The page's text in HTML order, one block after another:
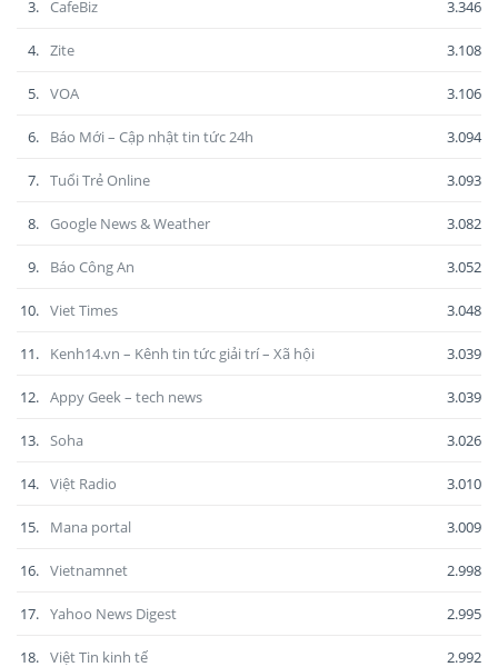
3. CafeBiz 3.346
4. Zite 3.108
5. VOA 3.106
6. Báo Mới – Cập nhật tin tức 24h 3.094
7. Tuổi Trẻ Online 3.093
8. Google News & Weather 3.082
9. Báo Công An 3.052
10. Viet Times 3.048
11. Kenh14.vn – Kênh tin tức giải trí – Xã hội 3.039
12. Appy Geek – tech news 3.039
13. Soha 3.026
14. Việt Radio 3.010
15. Mana portal 3.009
16. Vietnamnet 2.998
17. Yahoo News Digest 2.995
18. Việt Tin kinh tế 2.992